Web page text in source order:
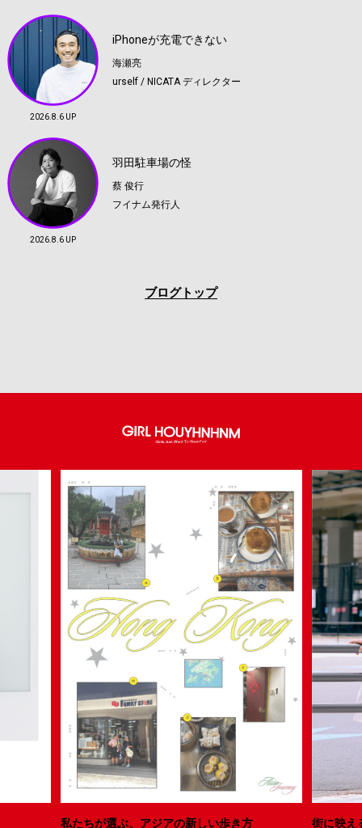
2026.8.6 UP
iPhoneが充電できない
海瀬亮
urself / NICATA ディレクター
2026.8.6 UP
羽田駐車場の怪
蔡 俊行
フイナム発行人
ブログトップ
私たちが選ぶ、アジアの新しい歩き方 街に映え